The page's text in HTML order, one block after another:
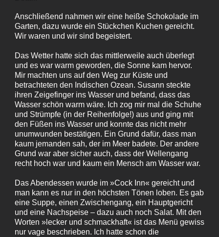
Anschließend nahmen wir eine heiße Schokolade im
Garten, dazu wurde ein Stückchen Kuchen gereicht.
Wir waren und wir sind begeistert.
Das Wetter hatte sich das mittlerweile auch überlegt
und es war warm geworden, die Sonne kam hervor.
Mir machten uns auf den Weg zur Küste und
betrachteten den Indischen Ozean. Susann steckte
ihren Zeigefinger ins Wasser und befand, dass das
Wasser schön warm wäre. Ich zog mir mal die Schuhe
und Strümpfe (in der Reihenfolge!) aus und ging mit
den Füßen ins Wasser und konnte das nicht mehr
unumwunden bestätigen. Ein Grund dafür, dass man
kaum jemanden sah, der im Meer badete. Der andere
Grund war aber sicher auch, dass der Wellengang
recht hoch war und kaum ein Mensch am Wasser war.
Das Abendessen wurde im »Cock Inn« gereicht und
man kann es nur in den höchsten Tönen loben. Es gab
eine Suppe, einen Zwischengang, ein Hauptgericht
und eine Nachspeise – dazu auch noch Salat. Mit den
Worten »lecker und schmackhaft« ist das Menü gewiss
nur vage beschrieben. Ich hatte schon die